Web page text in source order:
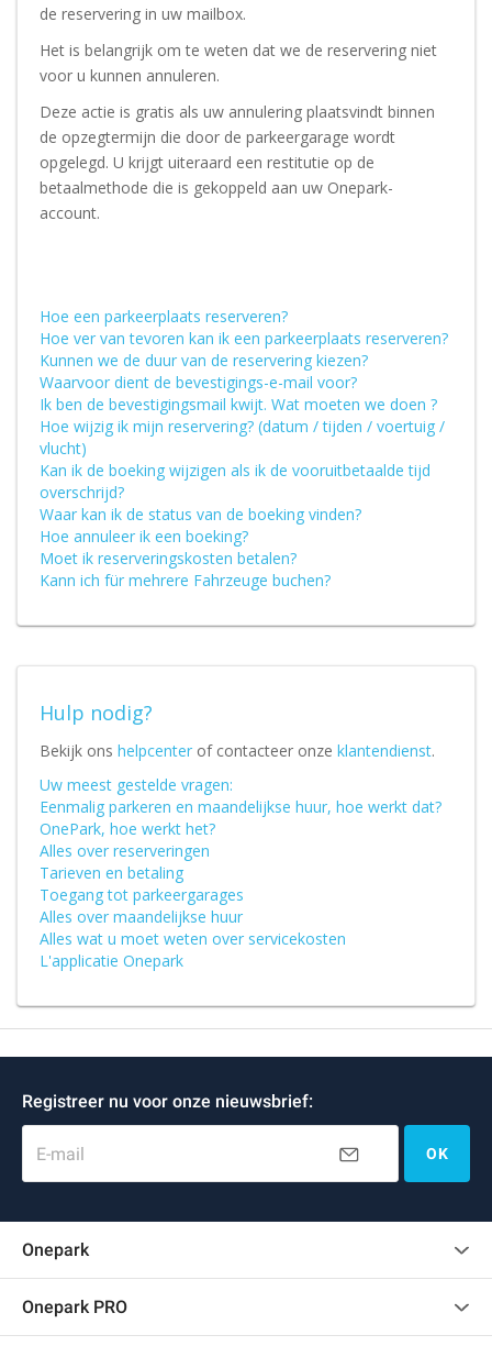
de reservering in uw mailbox.
Het is belangrijk om te weten dat we de reservering niet
voor u kunnen annuleren.
Deze actie is gratis als uw annulering plaatsvindt binnen
de opzegtermijn die door de parkeergarage wordt
opgelegd. U krijgt uiteraard een restitutie op de
betaalmethode die is gekoppeld aan uw Onepark-
account.
Hoe een parkeerplaats reserveren?
Hoe ver van tevoren kan ik een parkeerplaats reserveren?
Kunnen we de duur van de reservering kiezen?
Waarvoor dient de bevestigings-e-mail voor?
Ik ben de bevestigingsmail kwijt. Wat moeten we doen ?
Hoe wijzig ik mijn reservering? (datum / tijden / voertuig /
vlucht)
Kan ik de boeking wijzigen als ik de vooruitbetaalde tijd
overschrijd?
Waar kan ik de status van de boeking vinden?
Hoe annuleer ik een boeking?
Moet ik reserveringskosten betalen?
Kann ich für mehrere Fahrzeuge buchen?
Hulp nodig?
Bekijk ons helpcenter of contacteer onze klantendienst.
Uw meest gestelde vragen:
Eenmalig parkeren en maandelijkse huur, hoe werkt dat?
OnePark, hoe werkt het?
Alles over reserveringen
Tarieven en betaling
Toegang tot parkeergarages
Alles over maandelijkse huur
Alles wat u moet weten over servicekosten
L'applicatie Onepark
Registreer nu voor onze nieuwsbrief:
E-mail OK
Onepark
Onepark PRO